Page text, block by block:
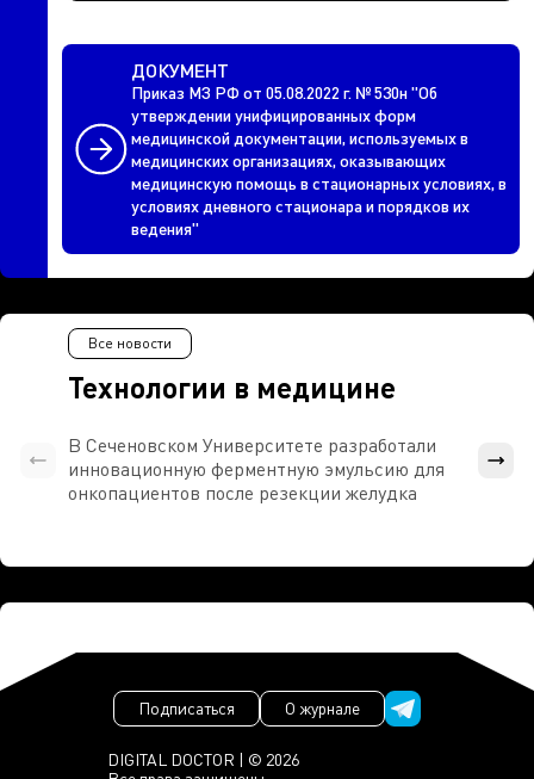
ДОКУМЕНТ
Приказ МЗ РФ от 05.08.2022 г. № 530н "Об
утверждении унифицированных форм
медицинской документации, используемых в
медицинских организациях, оказывающих
медицинскую помощь в стационарных условиях, в
условиях дневного стационара и порядков их
ведения"
Технологии в медицине
Все новости
В Сеченовском Университете разработали
инновационную ферментную эмульсию для
онкопациентов после резекции желудка
DIGITAL DOCTOR | © 2026
Подписаться О журнале